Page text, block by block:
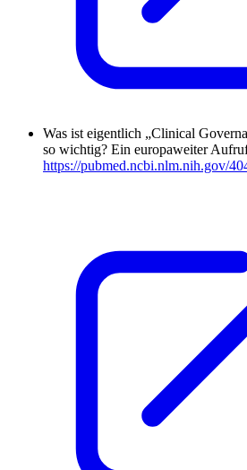
Was ist eigentlich „Clinical
so wichtig? Ein europaweiter
https://pubmed.ncbi.nlm.nih.gov/